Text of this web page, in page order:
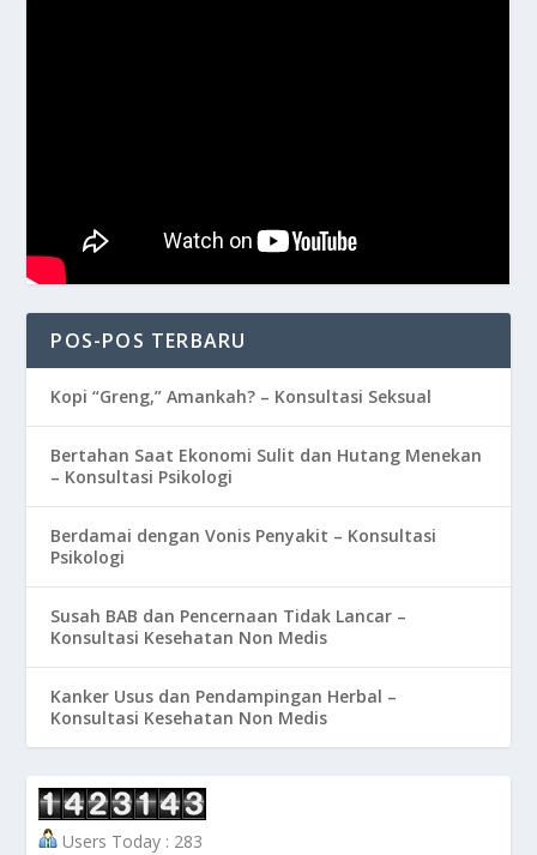
POS-POS TERBARU
Kopi “Greng,” Amankah? – Konsultasi Seksual
Bertahan Saat Ekonomi Sulit dan Hutang Menekan
– Konsultasi Psikologi
Berdamai dengan Vonis Penyakit – Konsultasi
Psikologi
Susah BAB dan Pencernaan Tidak Lancar –
Konsultasi Kesehatan Non Medis
Kanker Usus dan Pendampingan Herbal –
Konsultasi Kesehatan Non Medis
Users Today : 283